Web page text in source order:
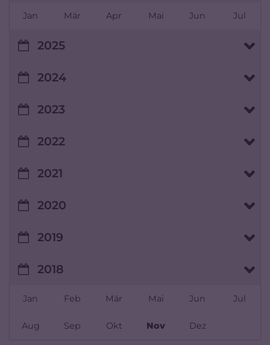
Jan Mär Apr Mai Jun Jul
2025
2024
2023
2022
2021
2020
2019
2018
Jan Feb Mär Mai Jun Jul
Aug Sep Okt Nov Dez